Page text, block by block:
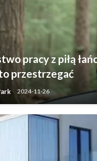
pracy z piłą
przestrzegać
2024-11-26